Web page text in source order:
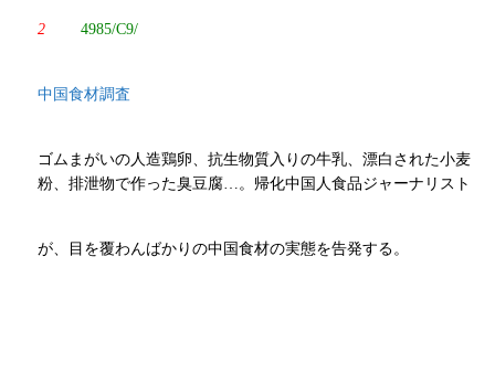
2 4985/C9/
中国食材調査
ゴムまがいの人造鶏卵、抗生物質入りの牛乳、漂白された小麦
粉、排泄物で作った臭豆腐…。帰化中国人食品ジャーナリスト
が、目を覆わんばかりの中国食材の実態を告発する。